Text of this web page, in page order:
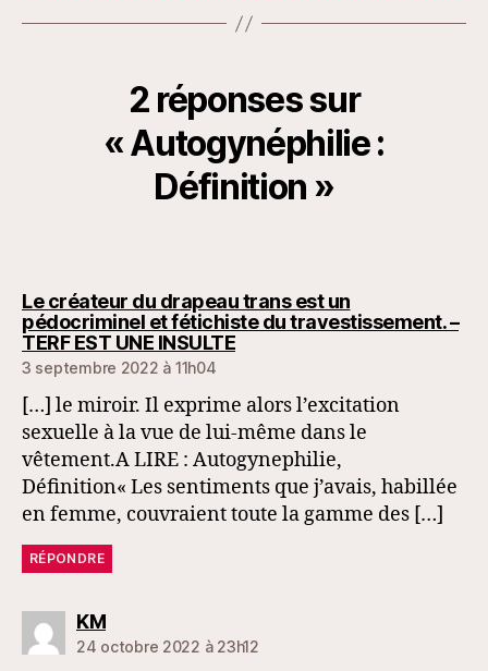
2 réponses sur
« Autogynéphilie :
Définition »
Le créateur du drapeau trans est un
pédocriminel et fétichiste du travestissement. –
TERF EST UNE INSULTEdit :
3 septembre 2022 à 11h04
[…] le miroir. Il exprime alors l’excitation
sexuelle à la vue de lui-même dans le
vêtement.A LIRE : Autogynephilie,
Définition« Les sentiments que j’avais, habillée
en femme, couvraient toute la gamme des […]
RÉPONDRE
KMdit :
24 octobre 2022 à 23h12